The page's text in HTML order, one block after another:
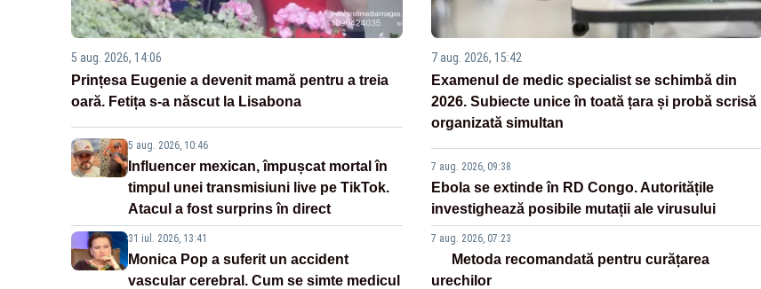
5 aug. 2026, 14:06
Prințesa Eugenie a devenit mamă pentru a treia
oară. Fetița s-a născut la Lisabona
5 aug. 2026, 10:46
Influencer mexican, împușcat mortal în
timpul unei transmisiuni live pe TikTok.
Atacul a fost surprins în direct
31 iul. 2026, 13:41
Monica Pop a suferit un accident
vascular cerebral. Cum se simte medicul
7 aug. 2026, 15:42
Examenul de medic specialist se schimbă din
2026. Subiecte unice în toată țara și probă scrisă
organizată simultan
7 aug. 2026, 09:38
Ebola se extinde în RD Congo. Autoritățile
investighează posibile mutații ale virusului
7 aug. 2026, 07:23
Metoda recomandată pentru curățarea
urechilor